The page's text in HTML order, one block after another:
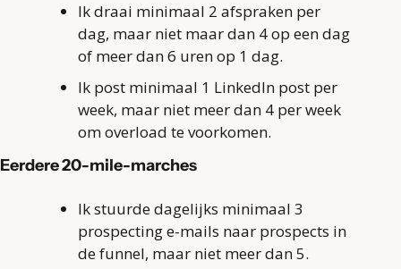
Ik draai minimaal 2 afspraken per
dag, maar niet maar dan 4 op een dag
of meer dan 6 uren op 1 dag.
Ik post minimaal 1 LinkedIn post per
week, maar niet meer dan 4 per week
om overload te voorkomen.
Eerdere 20-mile-marches
Ik stuurde dagelijks minimaal 3
prospecting e-mails naar prospects in
de funnel, maar niet meer dan 5.